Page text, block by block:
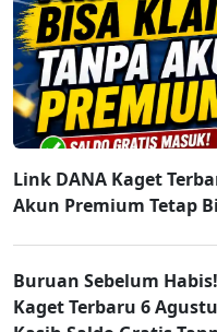
Link DANA Kaget
Akun Premium Tetap
Buruan Sebelum
Kaget Terbaru 6